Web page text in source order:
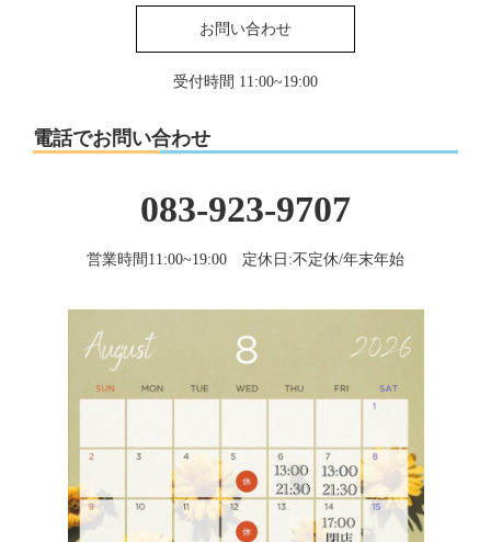
お問い合わせ
受付時間 11:00~19:00
電話でお問い合わせ
083-923-9707
営業時間11:00~19:00 定休日:不定休/年末年始